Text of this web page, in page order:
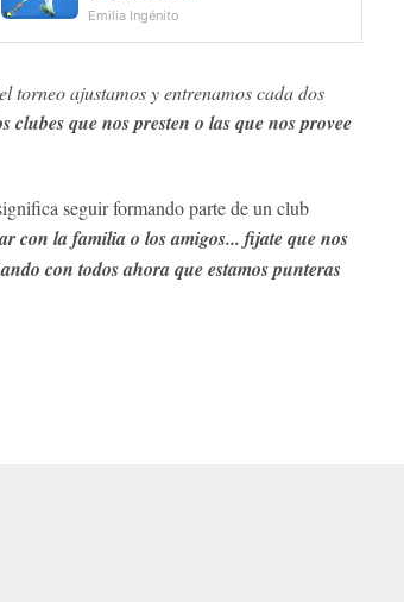
Emilia Ingénito
torneo ajustamos y entrenamos cada dos
que nos presten o las que nos provee
seguir formando parte de un club
con la familia o los amigos... fijate que nos
con todos ahora que estamos punteras